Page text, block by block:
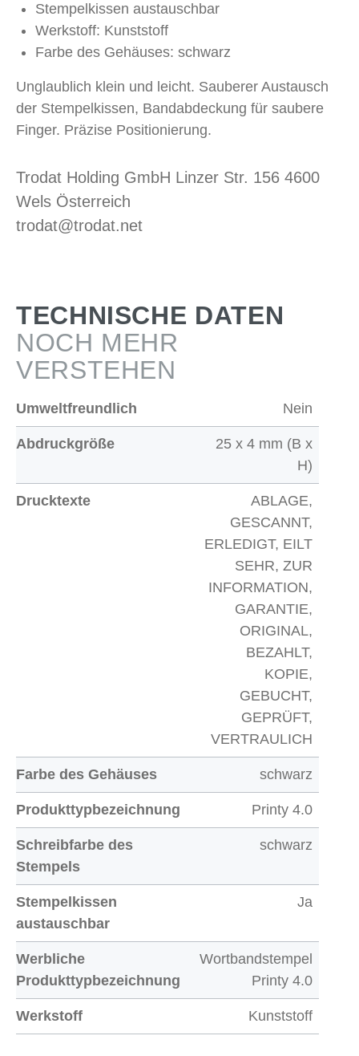
Stempelkissen austauschbar
Werkstoff: Kunststoff
Farbe des Gehäuses: schwarz
Unglaublich klein und leicht. Sauberer Austausch
der Stempelkissen, Bandabdeckung für saubere
Finger. Präzise Positionierung.
Trodat Holding GmbH Linzer Str. 156 4600
Wels Österreich
trodat@trodat.net
TECHNISCHE DATEN
NOCH MEHR
VERSTEHEN
Umweltfreundlich Nein
Abdruckgröße
25 x 4 mm (B x
H)
Drucktexte
ABLAGE,
GESCANNT,
ERLEDIGT, EILT
SEHR, ZUR
INFORMATION,
GARANTIE,
ORIGINAL,
BEZAHLT,
KOPIE,
GEBUCHT,
GEPRÜFT,
VERTRAULICH
Farbe des Gehäuses schwarz
Produkttypbezeichnung Printy 4.0
Schreibfarbe des
Stempels
schwarz
Stempelkissen
austauschbar
Ja
Werbliche
Produkttypbezeichnung
Wortbandstempel
Printy 4.0
Werkstoff Kunststoff